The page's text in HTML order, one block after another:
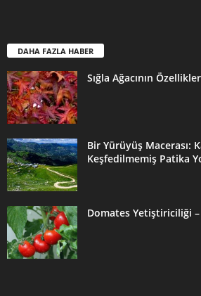
DAHA FAZLA HABER
Sığla Ağacının
Bir Yürüyüş Macerası:
Keşfedilmemiş Patika
Domates Yetiştiriciliği